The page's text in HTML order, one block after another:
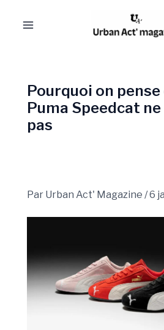
Pourquoi on pense
Puma Speedcat
pas
Par Urban Act' Magazine /6
des